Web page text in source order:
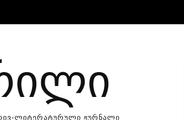
ლიტერატურული ჟურნალი